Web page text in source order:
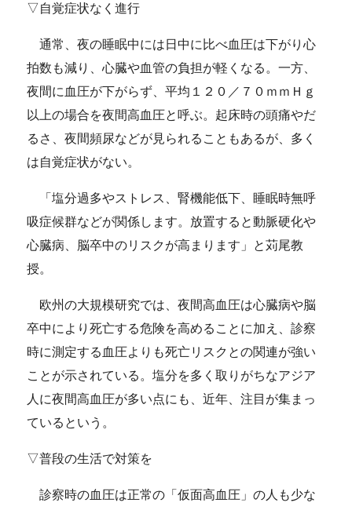
▽自覚症状なく進行
通常、夜の睡眠中には日中に比べ血圧は下がり心
拍数も減り、心臓や血管の負担が軽くなる。一方、
夜間に血圧が下がらず、平均１２０／７０ｍｍＨｇ
以上の場合を夜間高血圧と呼ぶ。起床時の頭痛やだ
るさ、夜間頻尿などが見られることもあるが、多く
は自覚症状がない。
「塩分過多やストレス、腎機能低下、睡眠時無呼
吸症候群などが関係します。放置すると動脈硬化や
心臓病、脳卒中のリスクが高まります」と苅尾教
授。
欧州の大規模研究では、夜間高血圧は心臓病や脳
卒中により死亡する危険を高めることに加え、診察
時に測定する血圧よりも死亡リスクとの関連が強い
ことが示されている。塩分を多く取りがちなアジア
人に夜間高血圧が多い点にも、近年、注目が集まっ
ているという。
▽普段の生活で対策を
診察時の血圧は正常の「仮面高血圧」の人も少な